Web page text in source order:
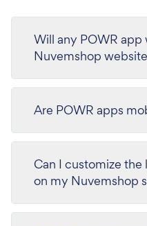
Will any POWR app
Nuvemshop
Are POWR apps
Can I customize
on my Nuvemshop